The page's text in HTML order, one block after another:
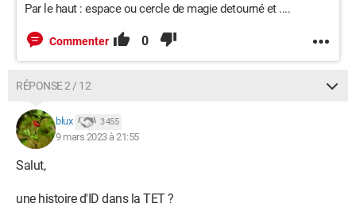
Par le haut : espace ou cercle de magie detourné et ....
Commenter 0
RÉPONSE 2 / 12
blux 3 455
9 mars 2023 à 21:55
Salut,
une histoire d'ID dans la TET ?